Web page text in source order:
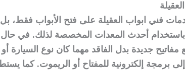
فني ابواب العقيلة على فتح الأبواب فقط،
باستخدام أحدث المعدات المخصصة لذلك. في حال
مفاتيح جديدة بدل الفاقد مهما كان نوع السيارة
إلى برمجة إلكترونية للمفتاح أو الريموت. كما